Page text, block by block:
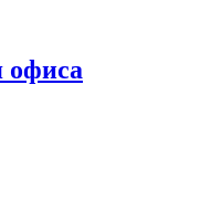
офиса